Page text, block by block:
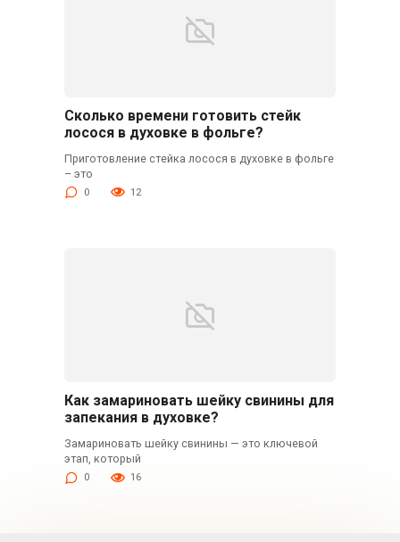
Сколько времени готовить стейк
лосося в духовке в фольге?
Приготовление стейка лосося в духовке в фольге
– это
0 12
Как замариновать шейку свинины для
запекания в духовке?
Замариновать шейку свинины — это ключевой
этап, который
0 16